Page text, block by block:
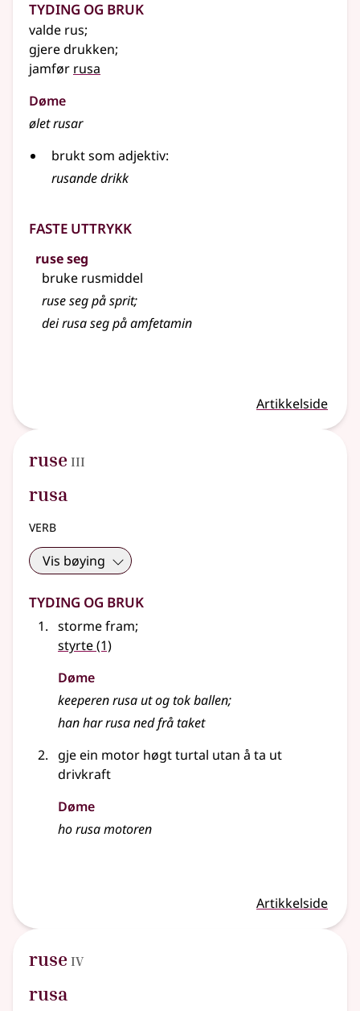
Tyding og bruk
valde rus;
gjere drukken;
jamfør rusa
Døme
ølet rusar
brukt som adjektiv:
rusande drikk
Faste uttrykk
ruse seg
bruke rusmiddel
ruse seg på sprit;
dei rusa seg på amfetamin
Artikkelside
ruse 3
III
rusa
verb
Vis bøying
Tyding og bruk
storme fram;
styrte(1)
Døme
keeperen rusa ut og tok ballen;
han har rusa ned frå taket
gje ein motor høgt turtal utan å ta ut
drivkraft
Døme
ho rusa motoren
Artikkelside
ruse 4
IV
rusa